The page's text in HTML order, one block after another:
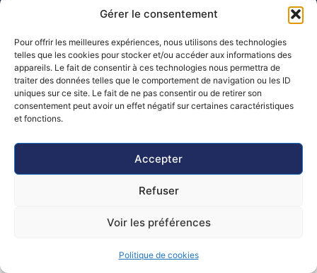
Gérer le consentement
Pour offrir les meilleures expériences, nous utilisons des technologies
telles que les cookies pour stocker et/ou accéder aux informations des
appareils. Le fait de consentir à ces technologies nous permettra de
traiter des données telles que le comportement de navigation ou les ID
uniques sur ce site. Le fait de ne pas consentir ou de retirer son
consentement peut avoir un effet négatif sur certaines caractéristiques
et fonctions.
Accepter
Refuser
Voir les préférences
Politique de cookies
site
Politique de
Mentions
© 2025 -
Utopia
Horaires d’ouverture
Mairie: Lundi, mardi, mercredi et vendredi
de 8h30 à 12h et de 14h à 16h
Le jeudi de 8h30 à 12h
Poste :
Samedi de 9h à 12h